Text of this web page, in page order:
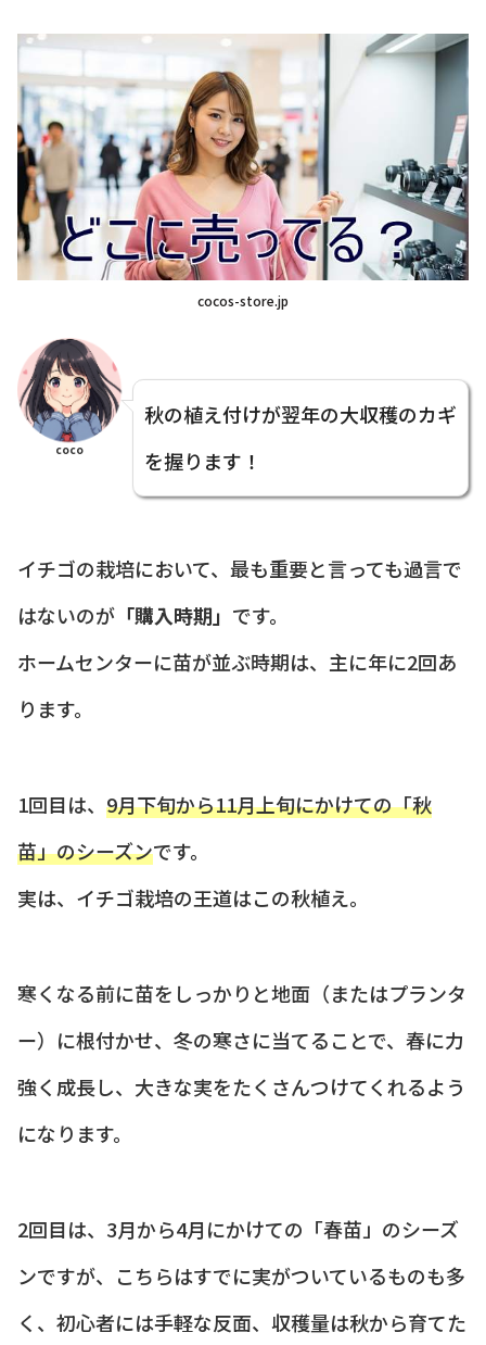
cocos-store.jp
coco
秋の植え付けが翌年の大収穫のカギ
を握ります！
イチゴの栽培において、最も重要と言っても過言で
はないのが 「購入時期」 です。
ホームセンターに苗が並ぶ時期は、主に年に2回あ
ります。
1回目は、 9月下旬から11月上旬にかけての「秋
苗」のシーズンです。
実は、イチゴ栽培の王道はこの秋植え。
寒くなる前に苗をしっかりと地面（またはプランタ
ー）に根付かせ、冬の寒さに当てることで、春に力
強く成長し、大きな実をたくさんつけてくれるよう
になります。
2回目は、3月から4月にかけての「春苗」のシーズ
ンですが、こちらはすでに実がついているものも多
く、初心者には手軽な反面、収穫量は秋から育てた